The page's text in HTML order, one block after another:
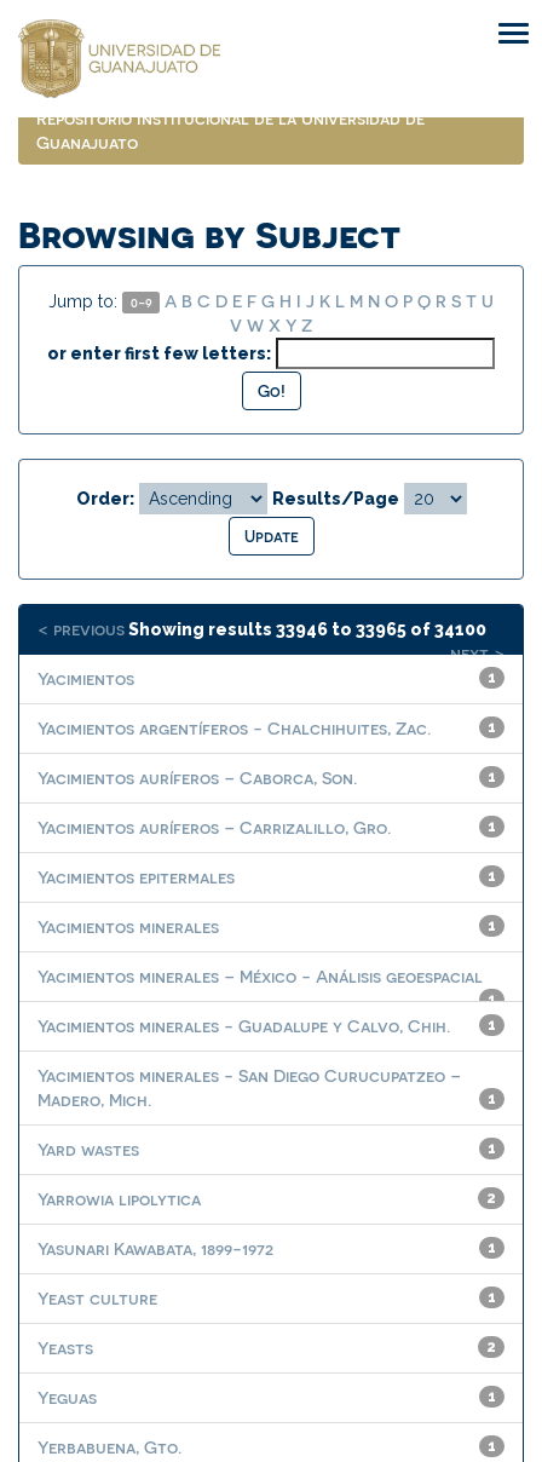
navigation
Repositorio Institucional de la Universidad de
Guanajuato
Browsing by Subject
Jump to: 0-9 A B C D E F G H I J K L M N O P Q R S T U
V W X Y Z
or enter first few letters:
Order: Results/Page
Showing results 33946 to 33965 of 34100
< previous
next >
Yacimientos
1
Yacimientos argentíferos - Chalchihuites, Zac. 1
Yacimientos auríferos – Caborca, Son. 1
Yacimientos auríferos – Carrizalillo, Gro. 1
Yacimientos epitermales 1
Yacimientos minerales 1
Yacimientos minerales – México - Análisis geoespacial
1
Yacimientos minerales - Guadalupe y Calvo, Chih. 1
Yacimientos minerales - San Diego Curucupatzeo –
Madero, Mich.
1
Yard wastes 1
Yarrowia lipolytica 2
Yasunari Kawabata, 1899-1972 1
Yeast culture 1
Yeasts 2
Yeguas 1
Yerbabuena, Gto. 1